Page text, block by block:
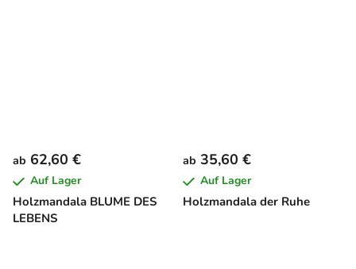
Holzmandala BLUME DES
LEBENS
ab 62,60 €
Auf Lager
Holzmandala der Ruhe
ab 35,60 €
Auf Lager